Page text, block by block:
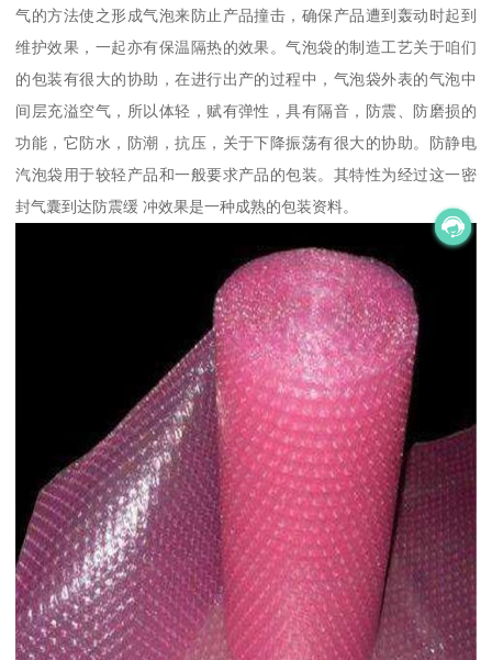
气的方法使之形成气泡来防止产品撞击，确保产品遭到轰动时起到
维护效果，一起亦有保温隔热的效果。气泡袋的制造工艺关于咱们
的包装有很大的协助，在进行出产的过程中，气泡袋外表的气泡中
间层充溢空气，所以体轻，赋有弹性，具有隔音，防震、防磨损的
功能，它防水，防潮，抗压，关于下降振荡有很大的协助。防静电
汽泡袋用于较轻产品和一般要求产品的包装。其特性为经过这一密
封气囊到达防震缓 冲效果是一种成熟的包装资料。